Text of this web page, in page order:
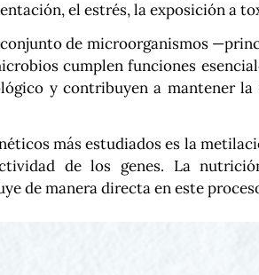
el estrés, la exposición a
de microorganismos
cumplen funciones
y contribuyen a mantener la
más estudiados es la
de los genes. La
de manera directa en este